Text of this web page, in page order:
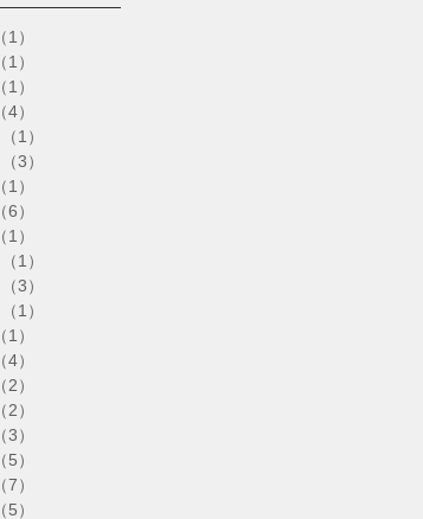
（1）
（1）
（1）
（4）
（1）
（3）
（1）
（6）
（1）
（1）
（3）
（1）
（1）
（4）
（2）
（2）
（3）
（5）
（7）
（5）